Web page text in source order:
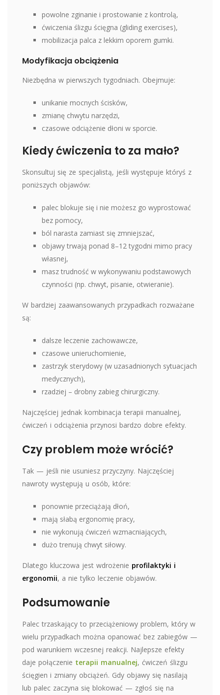
powolne zginanie i prostowanie z kontrolą,
ćwiczenia ślizgu ścięgna (gliding exercises),
mobilizacja palca z lekkim oporem gumki.
Modyfikacja obciążenia
Niezbędna w pierwszych tygodniach. Obejmuje:
unikanie mocnych ścisków,
zmianę chwytu narzędzi,
czasowe odciążenie dłoni w sporcie.
Kiedy ćwiczenia to za mało?
Skonsultuj się ze specjalistą, jeśli występuje któryś z
poniższych objawów:
palec blokuje się i nie możesz go wyprostować
bez pomocy,
ból narasta zamiast się zmniejszać,
objawy trwają ponad 8–12 tygodni mimo pracy
własnej,
masz trudność w wykonywaniu podstawowych
czynności (np. chwyt, pisanie, otwieranie).
W bardziej zaawansowanych przypadkach rozważane
są:
dalsze leczenie zachowawcze,
czasowe unieruchomienie,
zastrzyk sterydowy (w uzasadnionych sytuacjach
medycznych),
rzadziej – drobny zabieg chirurgiczny.
Najczęściej jednak kombinacja terapii manualnej,
ćwiczeń i odciążenia przynosi bardzo dobre efekty.
Czy problem może wrócić?
Tak — jeśli nie usuniesz przyczyny. Najczęściej
nawroty występują u osób, które:
ponownie przeciążają dłoń,
mają słabą ergonomię pracy,
nie wykonują ćwiczeń wzmacniających,
dużo trenują chwyt siłowy.
Dlatego kluczowa jest wdrożenie profilaktyki i
ergonomii, a nie tylko leczenie objawów.
Podsumowanie
Palec trzaskający to przeciążeniowy problem, który w
wielu przypadkach można opanować bez zabiegów —
pod warunkiem wczesnej reakcji. Najlepsze efekty
daje połączenie terapii manualnej, ćwiczeń ślizgu
ścięgien i zmiany obciążeń. Gdy objawy się nasilają
lub palec zaczyna się blokować — zgłoś się na